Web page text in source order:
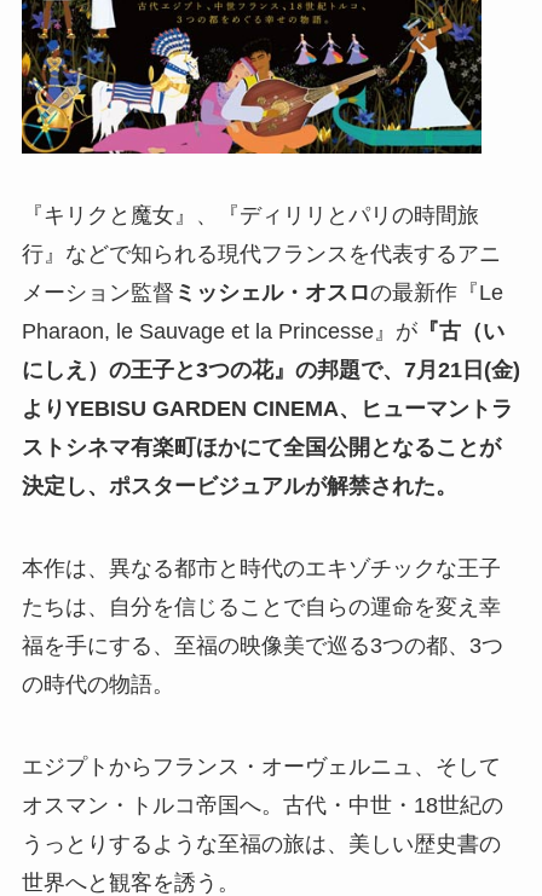
『キリクと魔女』、『ディリリとパリの時間旅
行』などで知られる現代フランスを代表するアニ
メーション監督 ミッシェル・オスロの最新作『Le
Pharaon, le Sauvage et la Princesse』が『古（い
にしえ）の王子と3つの花』の邦題で、7月21日(金)
よりYEBISU GARDEN CINEMA、ヒューマントラ
ストシネマ有楽町ほかにて全国公開となることが
決定し、ポスタービジュアルが解禁された。
本作は、異なる都市と時代のエキゾチックな王子
たちは、自分を信じることで自らの運命を変え幸
福を手にする、至福の映像美で巡る3つの都、3つ
の時代の物語。
エジプトからフランス・オーヴェルニュ、そして
オスマン・トルコ帝国へ。古代・中世・18世紀の
うっとりするような至福の旅は、美しい歴史書の
世界へと観客を誘う。